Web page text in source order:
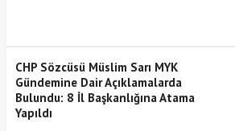
CHP Sözcüsü Müslim Sarı MYK
Gündemine Dair Açıklamalarda
Bulundu: 8 İl Başkanlığına Atama
Yapıldı